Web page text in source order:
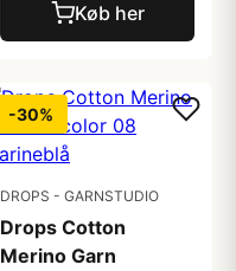
Køb her
-30%
DROPS - GARNSTUDIO
Drops Cotton
Merino Garn